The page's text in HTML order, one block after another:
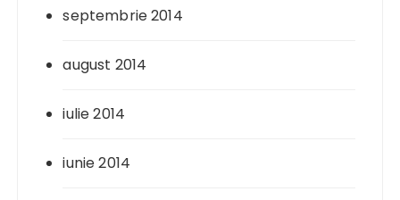
septembrie 2014
august 2014
iulie 2014
iunie 2014